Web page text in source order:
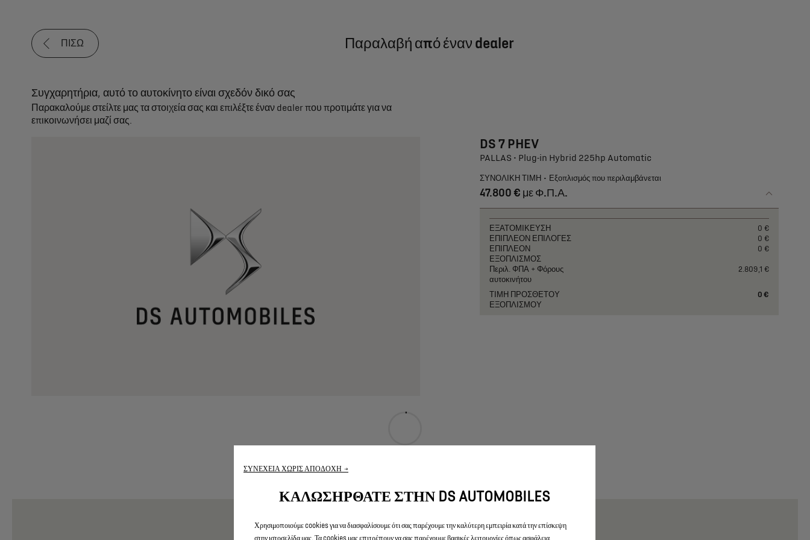
ΠΙΣΩ Παραλαβή από έναν dealer
Συγχαρητήρια, αυτό το αυτοκίνητο είναι σχεδόν δικό σας
Παρακαλούμε στείλτε μας τα στοιχεία σας και επιλέξτε έναν dealer που προτιμάτε για να
επικοινωνήσει μαζί σας.
DS 7 PHEV
PALLAS • Plug-in Hybrid 225hp Automatic
ΣΥΝΟΛΙΚΗ ΤΙΜΗ Εξοπλισμός που περιλαμβάνεται
47.800 € με Φ.Π.Α.
ΕΞΑΤΟΜΙΚΕΥΣΗ
0 €
ΕΠΙΠΛΕΟΝ ΕΠΙΛΟΓΕΣ
0 €
ΕΠΙΠΛΕΟΝ
ΕΞΟΠΛΙΣΜΟΣ
0 €
Περιλ. ΦΠΑ + Φόρους
αυτοκινήτου
2.809,1 €
ΤΙΜΗ ΠΡΟΣΘΕΤΟΥ
ΕΞΟΠΛΙΣΜΟΥ
0 €
ΝΟΜΙΚΟΙ ΟΡΟΙ
ΣΥΝΕΧΕΙΑ ΧΩΡΙΣ ΑΠΟΔΟΧΗ →
ΚΑΛΩΣΗΡΘΑΤΕ ΣΤΗΝ DS AUTOMOBILES
Χρησιμοποιούμε cookies για να διασφαλίσουμε ότι σας παρέχουμε την καλύτερη εμπειρία κατά την επίσκεψη